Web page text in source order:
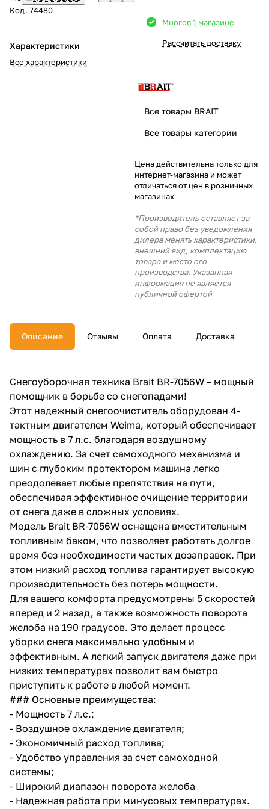
Код. 74480
Характеристики
Все характеристики
Многов 1 магазине
Рассчитать доставку
Все товары BRAIT
Все товары категории
Цена действительна только для
интернет-магазина и может
отличаться от цен в розничных
магазинах
*Производитель оставляет за
собой право без уведомления
дилера менять характеристики,
внешний вид, комплектацию
товара и место его
производства. Указанная
информация не является
публичной офертой
Описание Отзывы Оплата Доставка
Снегоуборочная техника Brait BR-7056W – мощный
помощник в борьбе со снегопадами!
Этот надежный снегоочиститель оборудован 4-
тактным двигателем Weima, который обеспечивает
мощность в 7 л.с. благодаря воздушному
охлаждению. За счет самоходного механизма и
шин с глубоким протектором машина легко
преодолевает любые препятствия на пути,
обеспечивая эффективное очищение территории
от снега даже в сложных условиях.
Модель Brait BR-7056W оснащена вместительным
топливным баком, что позволяет работать долгое
время без необходимости частых дозаправок. При
этом низкий расход топлива гарантирует высокую
производительность без потерь мощности.
Для вашего комфорта предусмотрены 5 скоростей
вперед и 2 назад, а также возможность поворота
желоба на 190 градусов. Это делает процесс
уборки снега максимально удобным и
эффективным. А легкий запуск двигателя даже при
низких температурах позволит вам быстро
приступить к работе в любой момент.
### Основные преимущества:
- Мощность 7 л.с.;
- Воздушное охлаждение двигателя;
- Экономичный расход топлива;
- Удобство управления за счет самоходной
системы;
- Широкий диапазон поворота желоба
- Надежная работа при минусовых температурах.
% картой любого банка
% будут
с вашей карты
раз в 2
недели
раз в 2 недели